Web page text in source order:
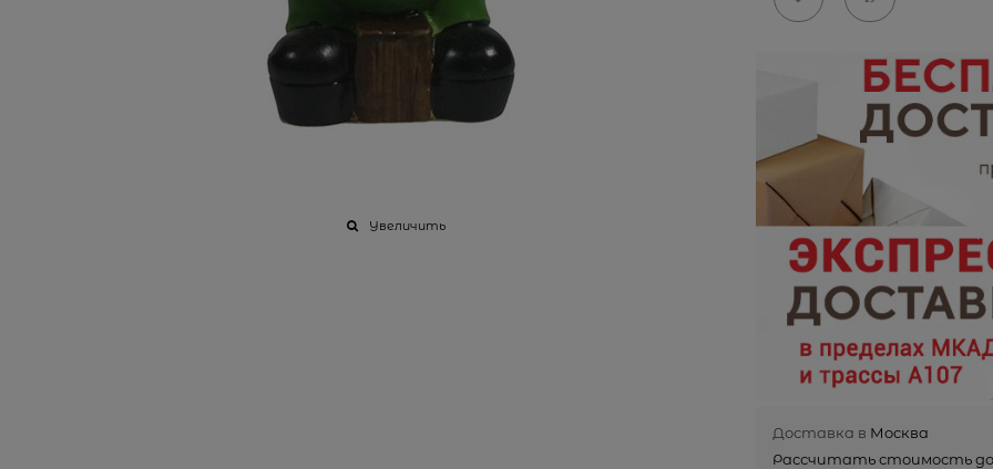
Увеличить
Доставка в Москва
Рассчитать стоимость